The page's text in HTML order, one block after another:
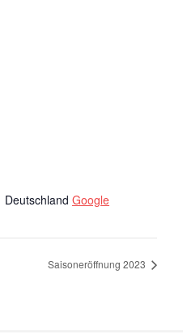
Deutschland Google
Saisoneröffnung 2023